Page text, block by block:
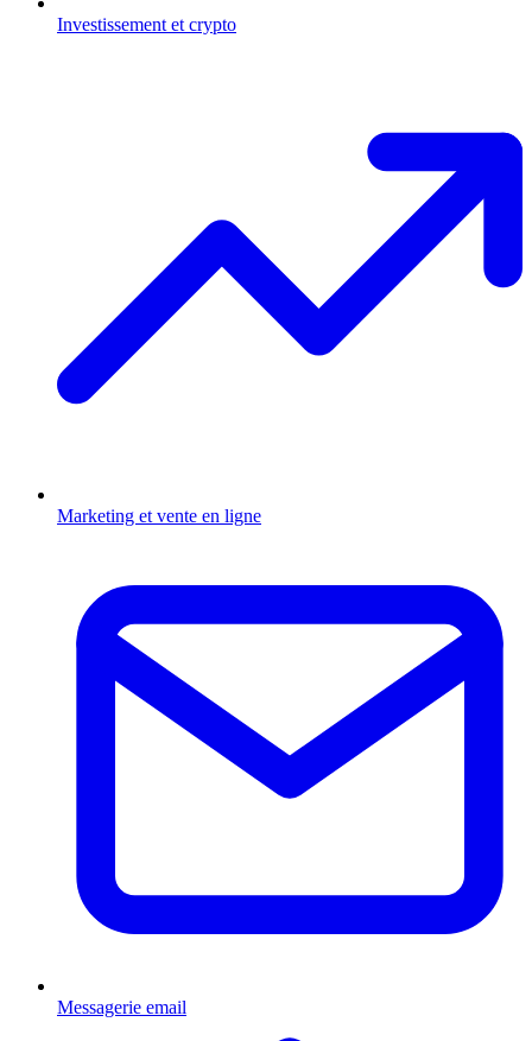
Investissement et crypto
Marketing et vente en ligne
Messagerie email